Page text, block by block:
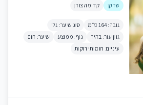
שחקן קדימה צורן
גובה: 164 ס״מ
סוג שיער: גלי
גוון עור: בהיר
גוף: ממוצע
שיער: חום
עיניים: חומות ירוקות